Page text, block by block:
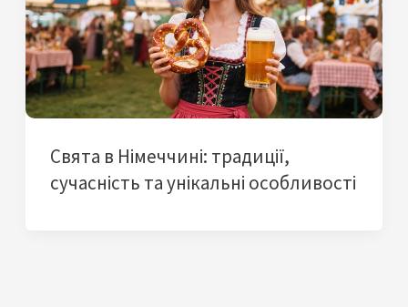
Свята в Німеччині: традиції,
сучасність та унікальні особливості